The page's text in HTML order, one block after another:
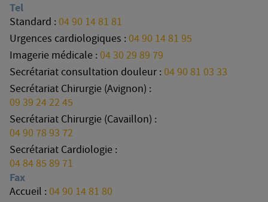
Tel
Standard :04 90 14 81 81
Urgences cardiologiques :04 90 14 81 95
Imagerie médicale :04 30 29 89 79
Secrétariat consultation douleur :04 90 81 03 33
Secrétariat Chirurgie (Avignon) :
09 39 24 22 45
Secrétariat Chirurgie (Cavaillon) :
04 90 78 93 72
Secrétariat Cardiologie :
04 84 85 89 71
Fax
Accueil :04 90 14 81 80